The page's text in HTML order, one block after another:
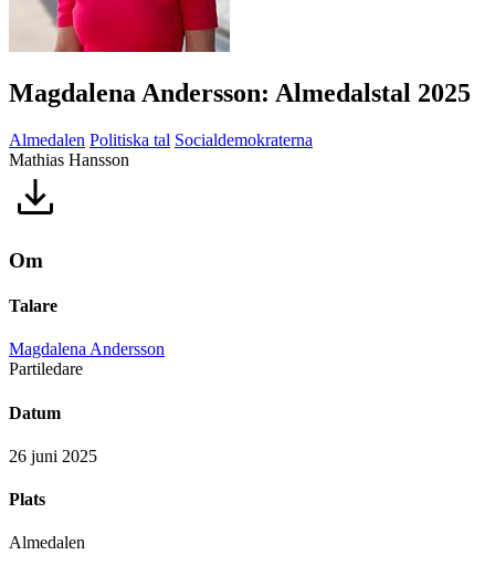
Magdalena Andersson: Almedalstal 2025
Almedalen Politiska tal Socialdemokraterna
Mathias Hansson
Om
Talare
Magdalena Andersson
Partiledare
Datum
26 juni 2025
Plats
Almedalen